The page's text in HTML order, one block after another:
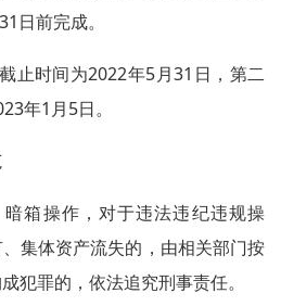
日前完成。
止时间为2022年5月31日，第二
年1月5日。
箱操作，对于违法违纪违规操
集体资产流失的，由相关部门按
犯罪的，依法追究刑事责任。